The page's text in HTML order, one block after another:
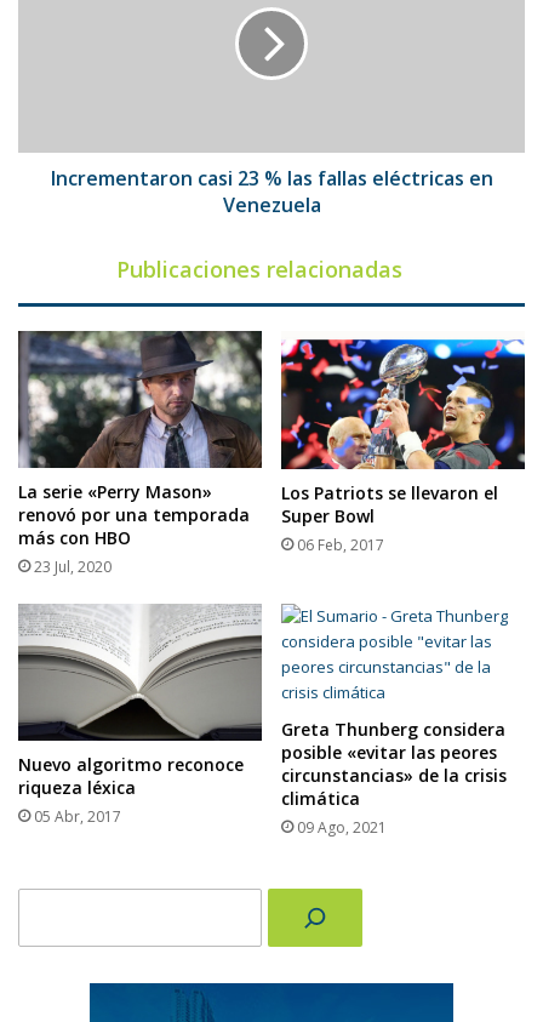
Venezuela
Incrementaron casi 23 % las fallas eléctricas en
Venezuela
Publicaciones relacionadas
La serie «Perry Mason»
renovó por una temporada
más con HBO
23 Jul, 2020
Los Patriots se llevaron el
Super Bowl
06 Feb, 2017
Nuevo algoritmo reconoce
riqueza léxica
05 Abr, 2017
Greta Thunberg considera
posible «evitar las peores
circunstancias» de la crisis
climática
09 Ago, 2021